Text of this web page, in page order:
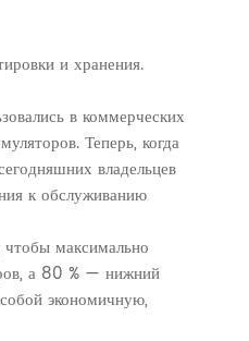
и хранения.
в коммерческих
Теперь, когда
владельцев
к обслуживанию
максимально
а 80 % — нижний
экономичную,